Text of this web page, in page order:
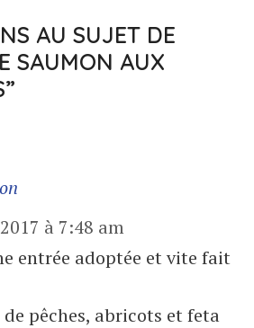
AU SUJET DE
SAUMON AUX
à 7:48 am
entrée adoptée et vite fait
de pêches, abricots et feta